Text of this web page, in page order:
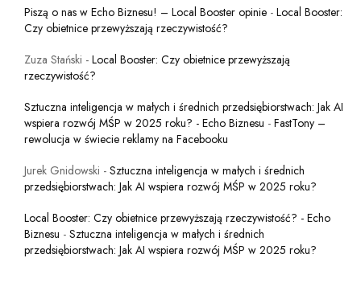
Piszą o nas w Echo Biznesu! – Local Booster opinie - Local Booster:
Czy obietnice przewyższają rzeczywistość?
Zuza Stański - Local Booster: Czy obietnice przewyższają
rzeczywistość?
Sztuczna inteligencja w małych i średnich przedsiębiorstwach: Jak AI
wspiera rozwój MŚP w 2025 roku? - Echo Biznesu - FastTony –
rewolucja w świecie reklamy na Facebooku
Jurek Gnidowski - Sztuczna inteligencja w małych i średnich
przedsiębiorstwach: Jak AI wspiera rozwój MŚP w 2025 roku?
Local Booster: Czy obietnice przewyższają rzeczywistość? - Echo
Biznesu - Sztuczna inteligencja w małych i średnich
przedsiębiorstwach: Jak AI wspiera rozwój MŚP w 2025 roku?